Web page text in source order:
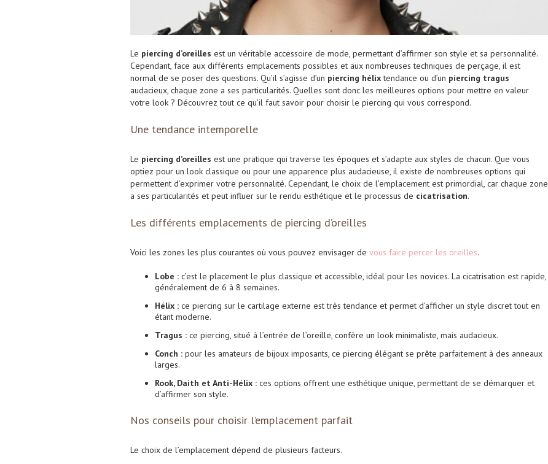
Le piercing d’oreilles est un véritable accessoire de mode, permettant d’affirmer son style et sa personnalité.
Cependant, face aux différents emplacements possibles et aux nombreuses techniques de perçage, il est
normal de se poser des questions. Qu’il s’agisse d’un piercing hélixtendance ou d’un piercing tragus
audacieux, chaque zone a ses particularités. Quelles sont donc les meilleures options pour mettre en valeur
votre look ? Découvrez tout ce qu’il faut savoir pour choisir le piercing qui vous correspond.
Une tendance intemporelle
Le piercing d’oreilles est une pratique qui traverse les époques et s’adapte aux styles de chacun. Que vous
optiez pour un look classique ou pour une apparence plus audacieuse, il existe de nombreuses options qui
permettent d’exprimer votre personnalité. Cependant, le choix de l’emplacement est primordial, car chaque zone
a ses particularités et peut influer sur le rendu esthétique et le processus de cicatrisation.
Les différents emplacements de piercing d’oreilles
Voici les zones les plus courantes où vous pouvez envisager de vous faire percer les oreilles.
Lobe : c’est le placement le plus classique et accessible, idéal pour les novices. La cicatrisation est rapide,
généralement de 6 à 8 semaines.
Hélix : ce piercing sur le cartilage externe est très tendance et permet d’afficher un style discret tout en
étant moderne.
Tragus : ce piercing, situé à l’entrée de l’oreille, confère un look minimaliste, mais audacieux.
Conch : pour les amateurs de bijoux imposants, ce piercing élégant se prête parfaitement à des anneaux
larges.
Rook, Daith et Anti-Hélix : ces options offrent une esthétique unique, permettant de se démarquer et
d’affirmer son style.
Nos conseils pour choisir l’emplacement parfait
Le choix de l’emplacement dépend de plusieurs facteurs.